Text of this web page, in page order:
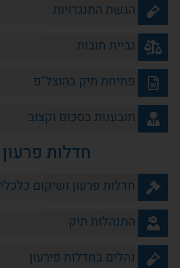
הגשת התנגדויות
גביית חובות
פתיחת תיק בהוצל"פ
תובענות בסכום וקצוב
חדלות פרעון
חדלות פרעון ושיקום כלכלי
התנהלות תיק
נהלים בחדלות פירעון